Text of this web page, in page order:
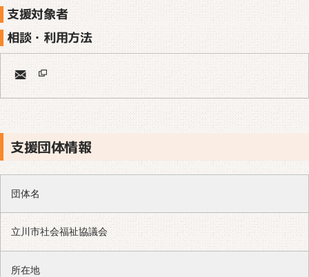
支援対象者
相談・利用方法
支援団体情報
団体名
立川市社会福祉協議会
所在地